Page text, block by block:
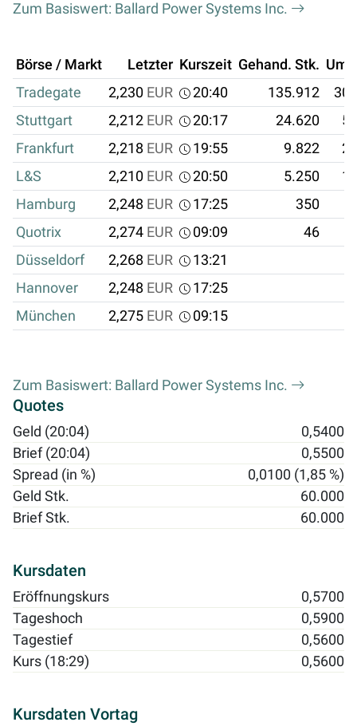
Zum Basiswert: Ballard Power Systems Inc.
Börse / Markt Letzter Kurszeit Gehand. Stk.
Tradegate
2,230 EUR 20:40 135.912
Stuttgart
2,212 EUR 20:17 24.620
Frankfurt
2,218 EUR 19:55 9.822
L&S
2,210 EUR 20:50 5.250
Hamburg
2,248 EUR 17:25
350
Quotrix
2,274 EUR 09:09
46
Düsseldorf
2,268 EUR
13:21
Hannover
2,248 EUR
17:25
München
2,275 EUR 09:15
Zum Basiswert: Ballard Power Systems Inc.
Quotes
Geld (20:04)
0,5400
Brief (20:04)
0,5500
Spread (in %)
0,0100 (1,85 %)
Geld Stk.
60.000
Brief Stk.
60.000
Kursdaten
Eröffnungskurs
0,5700
Tageshoch
0,5900
Tagestief
0,5600
Kurs (18:29)
0,5600
Kursdaten Vortag